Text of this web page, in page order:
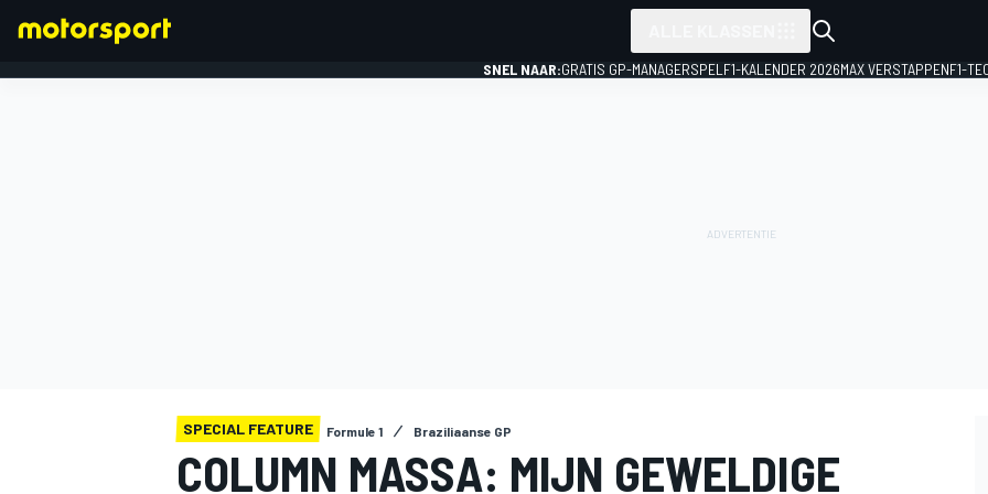
SNEL NAAR:GRATIS GP-MANAGERSPEL F1-KALENDER 2026MAX VERSTAPPENF1-
SPECIAL FEATURE Formule 1 Braziliaanse GP
COLUMN MASSA: MIJN GEWELDIGE